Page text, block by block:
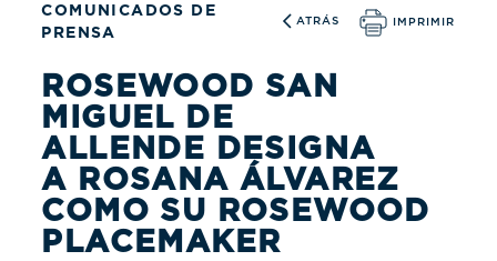
COMUNICADOS DE
PRENSA
ATRÁS IMPRIMIR
ROSEWOOD SAN
MIGUEL DE
ALLENDE DESIGNA
A ROSANA ÁLVAREZ
COMO SU ROSEWOOD
PLACEMAKER